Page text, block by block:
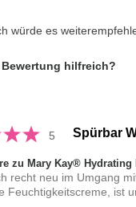
würde es
Bewertung hilfreich?
5 Spürbar
zu Mary Kay®
recht neu im Umgang
Feuchtigkeitscreme, ist